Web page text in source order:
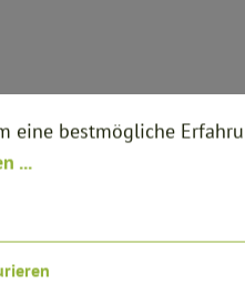
eine bestmögliche
...